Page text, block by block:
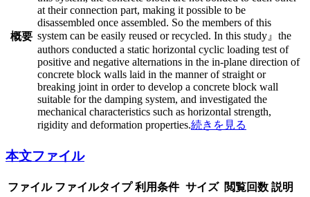
概要
at their connection part, making it possible to be
disassembled once assembled. So the members of this
system can be easily reused or recycled. In this study』the
authors conducted a static horizontal cyclic loading test of
positive and negative alternations in the in-plane direction of
concrete block walls laid in the manner of straight or
breaking joint in order to develop a concrete block wall
suitable for the damping system, and investigated the
mechanical characteristics such as horizontal strength,
rigidity and deformation properties.続きを見る
本文ファイル
ファイル ファイルタイプ 利用条件 サイズ 閲覧回数 説明